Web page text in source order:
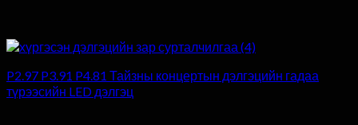
P2.97 P3.91 P4.81 Тайзны концертын дэлгэцийн гадаа
түрээсийн LED дэлгэц